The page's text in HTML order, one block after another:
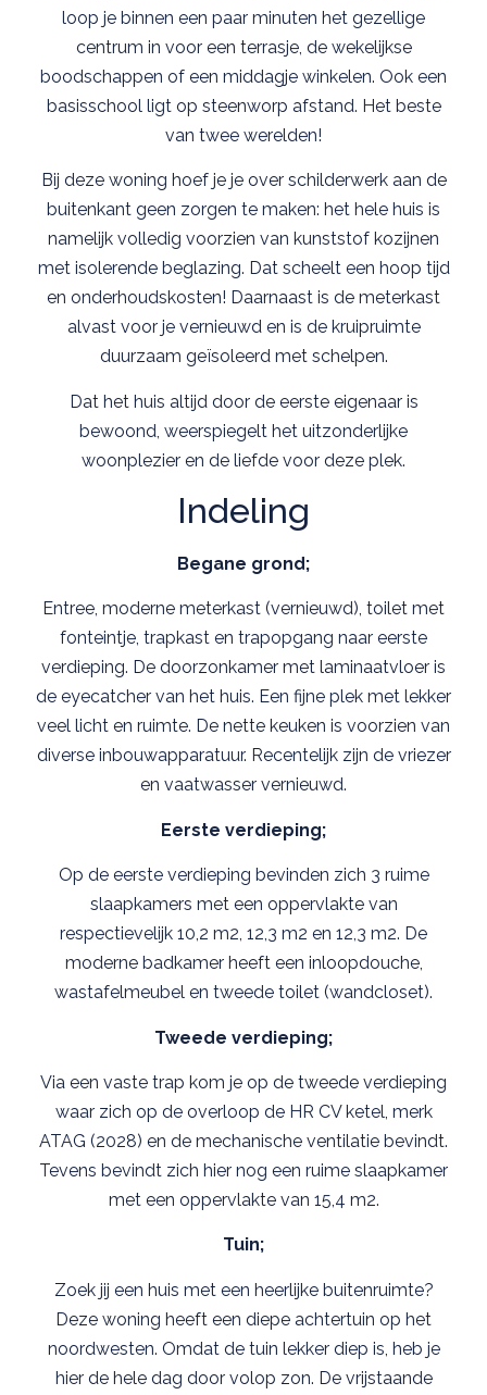
loop je binnen een paar minuten het gezellige
centrum in voor een terrasje, de wekelijkse
boodschappen of een middagje winkelen. Ook een
basisschool ligt op steenworp afstand. Het beste
van twee werelden!
Bij deze woning hoef je je over schilderwerk aan de
buitenkant geen zorgen te maken: het hele huis is
namelijk volledig voorzien van kunststof kozijnen
met isolerende beglazing. Dat scheelt een hoop tijd
en onderhoudskosten! Daarnaast is de meterkast
alvast voor je vernieuwd en is de kruipruimte
duurzaam geïsoleerd met schelpen.
Dat het huis altijd door de eerste eigenaar is
bewoond, weerspiegelt het uitzonderlijke
woonplezier en de liefde voor deze plek.
Indeling
Begane grond;
Entree, moderne meterkast (vernieuwd), toilet met
fonteintje, trapkast en trapopgang naar eerste
verdieping. De doorzonkamer met laminaatvloer is
de eyecatcher van het huis. Een fijne plek met lekker
veel licht en ruimte. De nette keuken is voorzien van
diverse inbouwapparatuur. Recentelijk zijn de vriezer
en vaatwasser vernieuwd.
Eerste verdieping;
Op de eerste verdieping bevinden zich 3 ruime
slaapkamers met een oppervlakte van
respectievelijk 10,2 m2, 12,3 m2 en 12,3 m2. De
moderne badkamer heeft een inloopdouche,
wastafelmeubel en tweede toilet (wandcloset).
Tweede verdieping;
Via een vaste trap kom je op de tweede verdieping
waar zich op de overloop de HR CV ketel, merk
ATAG (2028) en de mechanische ventilatie bevindt.
Tevens bevindt zich hier nog een ruime slaapkamer
met een oppervlakte van 15,4 m2.
Tuin;
Zoek jij een huis met een heerlijke buitenruimte?
Deze woning heeft een diepe achtertuin op het
noordwesten. Omdat de tuin lekker diep is, heb je
hier de hele dag door volop zon. De vrijstaande